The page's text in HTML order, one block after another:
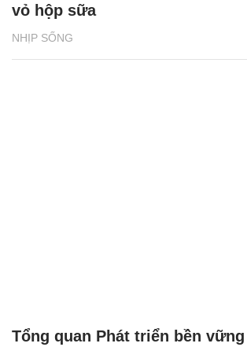
NHỊP SỐNG
vỏ hộp sữa
Tổng quan Phát triển bền vững